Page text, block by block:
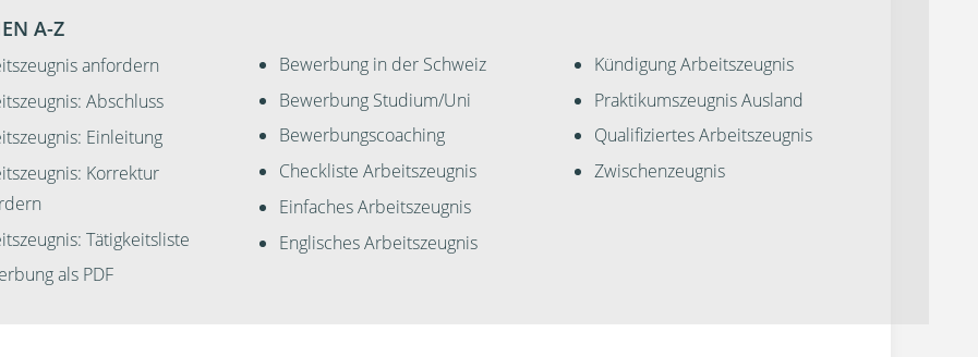
A-Z
anfordern
Abschluss
Einleitung
Korrektur
Tätigkeitsliste
als PDF
Bewerbung in der Schweiz
Bewerbung Studium/Uni
Bewerbungscoaching
Checkliste Arbeitszeugnis
Einfaches Arbeitszeugnis
Englisches Arbeitszeugnis
Kündigung Arbeitszeugnis
Praktikumszeugnis Ausland
Qualifiziertes Arbeitszeugnis
Zwischenzeugnis